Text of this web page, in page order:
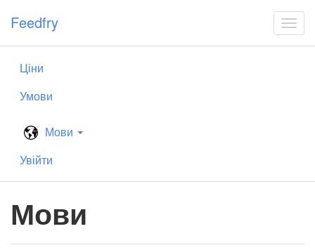
навігацію
Feedfry
Ціни
Умови
Мови
Увійти
Мови